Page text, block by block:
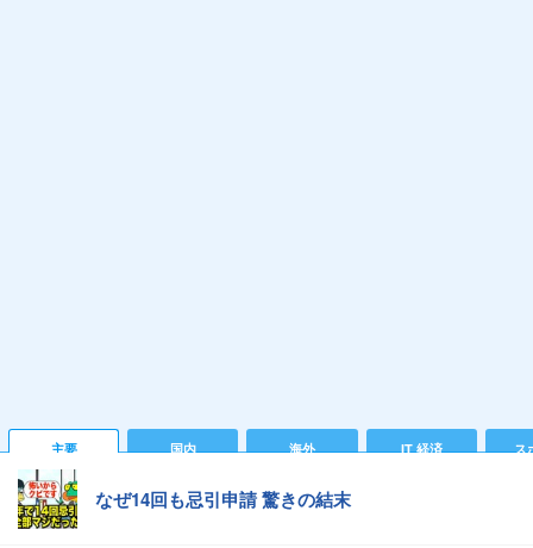
主要 国内 海外 IT 経済 ス
なぜ14回も忌引申請 驚きの結末